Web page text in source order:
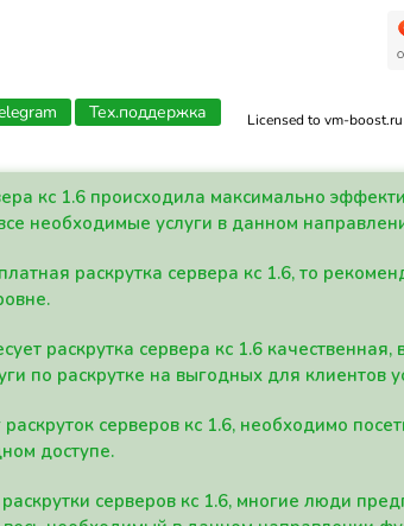
Licensed to vm-
Тех.поддержка
кс 1.6 происходила максимально
необходимые услуги в данном
раскрутка сервера кс 1.6, то
раскрутка сервера кс 1.6
по раскрутке на выгодных для клиентов
серверов кс 1.6, необходимо
доступе.
серверов кс 1.6, многие люди